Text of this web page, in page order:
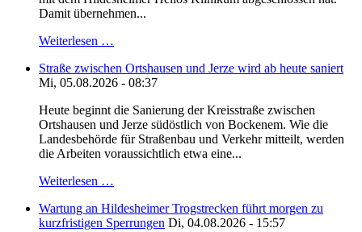
Damit übernehmen...
Weiterlesen …
Straße zwischen Ortshausen und Jerze wird ab heute saniert
Mi, 05.08.2026 - 08:37
Heute beginnt die Sanierung der Kreisstraße zwischen
Ortshausen und Jerze südöstlich von Bockenem. Wie die
Landesbehörde für Straßenbau und Verkehr mitteilt, werden
die Arbeiten voraussichtlich etwa eine...
Weiterlesen …
Wartung an Hildesheimer Trogstrecken führt morgen zu
kurzfristigen Sperrungen Di, 04.08.2026 - 15:57